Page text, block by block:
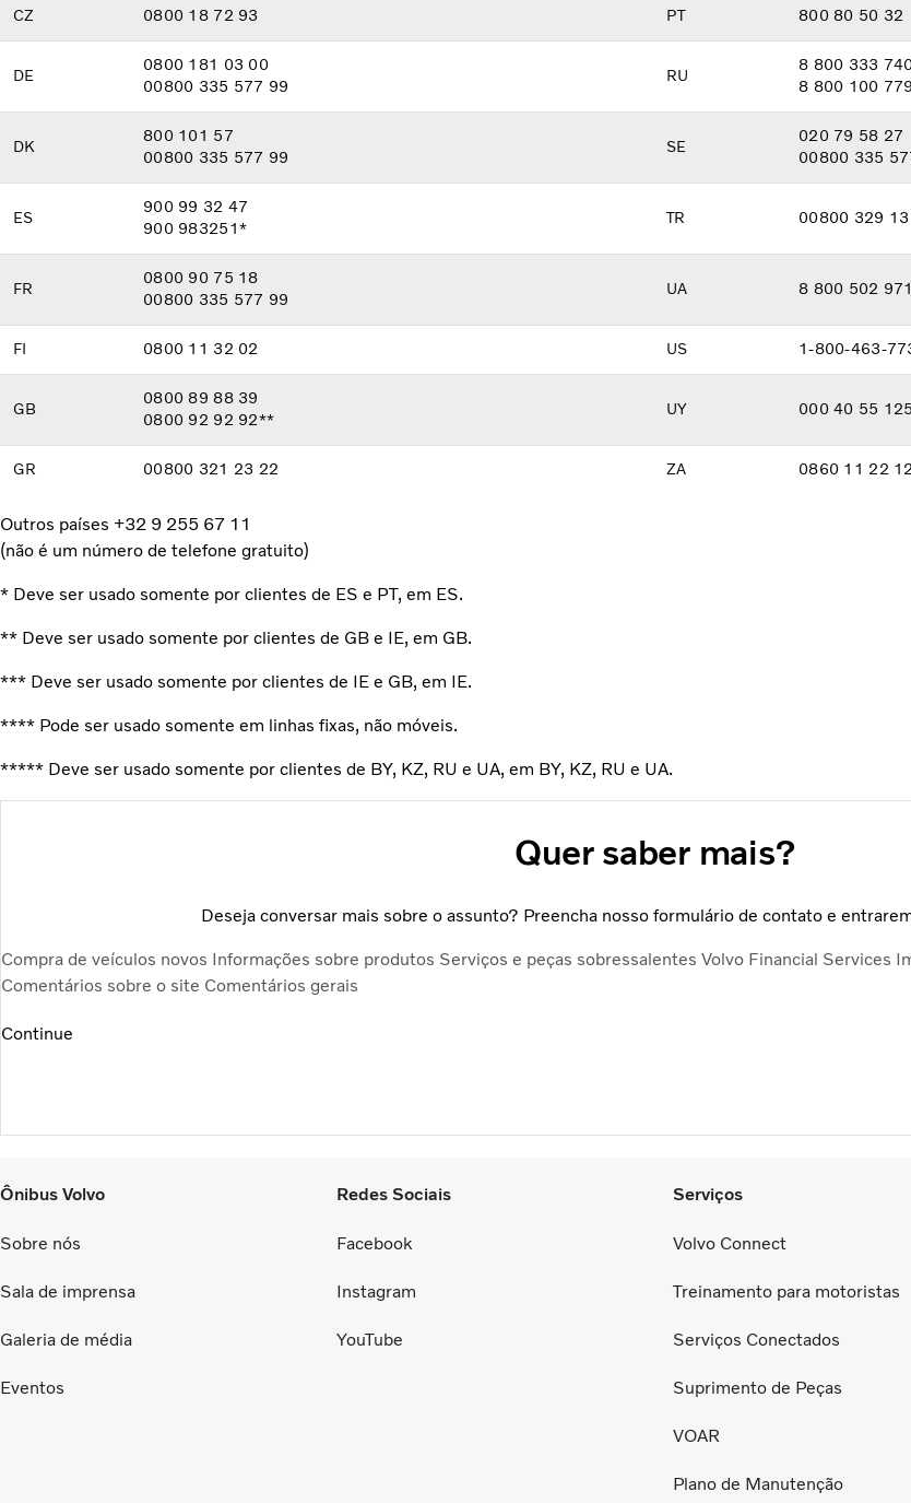
CZ 0800 18 72 93 PT 800 80 50 32
DE
0800 181 03 00
00800 335 577 99
RU
8 800 333
8 800 100
DK
800 101 57
00800 335 577 99
SE
020 79 58 27
00800 335
ES
900 99 32 47
900 983251*
TR 00800 329
FR
0800 90 75 18
00800 335 577 99
UA 8 800 502
FI 0800 11 32 02 US 1-800-463-
GB
0800 89 88 39
0800 92 92 92**
UY 000 40 55 125
GR 00800 321 23 22 ZA 0860 11 22
Outros países +32 9 255 67 11
(não é um número de telefone gratuito)
* Deve ser usado somente por clientes de ES e PT, em ES.
** Deve ser usado somente por clientes de GB e IE, em GB.
*** Deve ser usado somente por clientes de IE e GB, em IE.
**** Pode ser usado somente em linhas fixas, não móveis.
***** Deve ser usado somente por clientes de BY, KZ, RU e UA, em BY, KZ, RU e UA.
Quer saber mais?
Deseja conversar mais sobre o assunto? Preencha nosso formulário de contato e
Compra de veículos novos Informações sobre produtos Serviços e peças sobressalentes Volvo Financial Services
Comentários sobre o site Comentários gerais
Continue
Ônibus Volvo
Sobre nós
Sala de imprensa
Galeria de média
Eventos
Redes Sociais
Facebook
Instagram
YouTube
Serviços
Volvo Connect
Treinamento para motoristas
Serviços Conectados
Suprimento de Peças
VOAR
Plano de Manutenção